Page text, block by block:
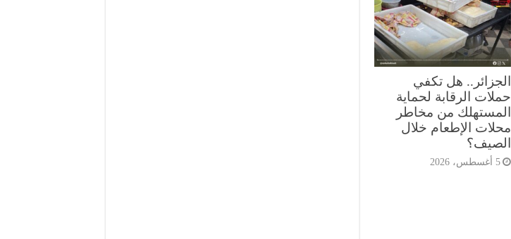
الجزائر.. هل تكفي
حملات الرقابة لحماية
المستهلك من مخاطر
محلات الإطعام خلال
الصيف؟
5 أغسطس، 2026